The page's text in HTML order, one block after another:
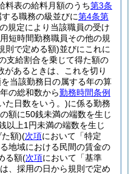
料表の給料月額のうち第3条
る職務の級並びに第4条第
の規定により当該職員の受け
短時間勤務職員その他の規
則で定める額)並びにこれに
支給割合を乗じて得た額の
があるときは、これを切り
当該勤務日の属する年の算
の総和数から勤務時間条例
た日数をいう。)に係る勤務
額に50銭未満の端数を生じ
以上1円未満の端数を生じ
額)(次項において「特定
地域における民間の賃金の
る額(次項において「基準
、採用の日から規則で定め